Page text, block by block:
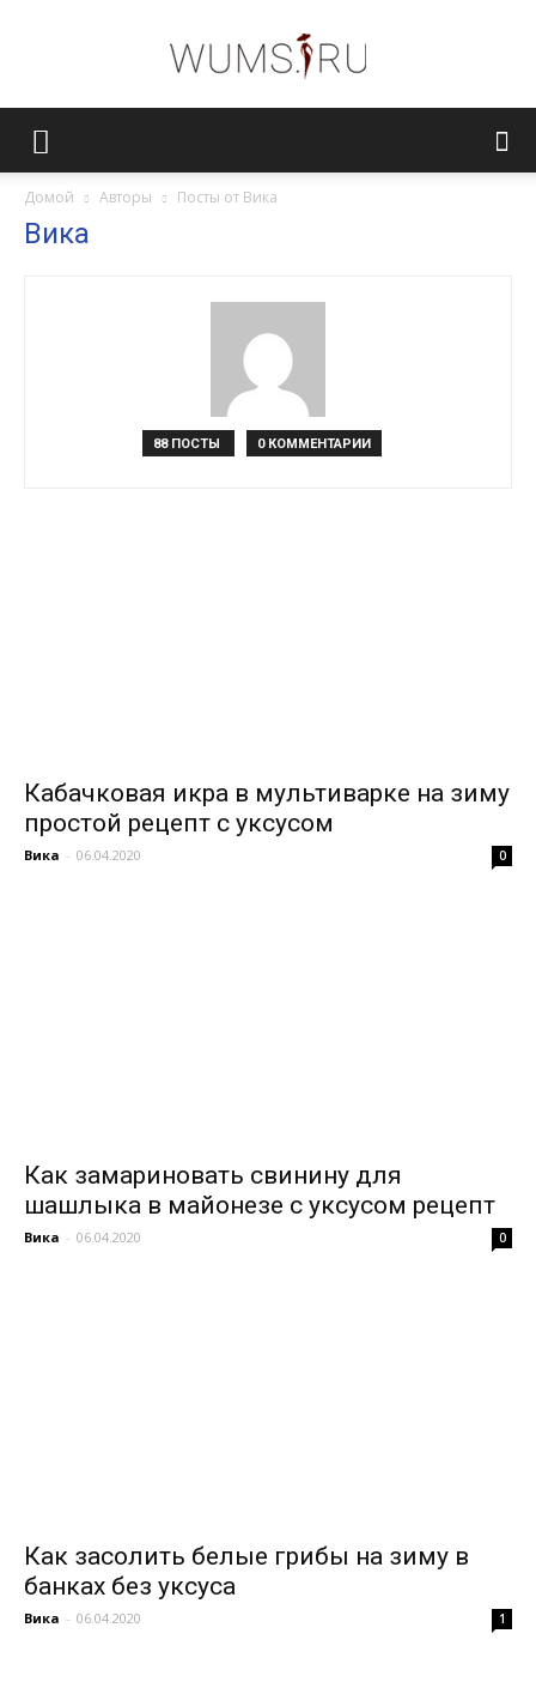
WUMENS.SU
Домой Авторы Посты от Вика
Вика
88 ПОСТЫ 0 КОММЕНТАРИИ
Кабачковая икра в мультиварке на зиму
простой рецепт с уксусом
Вика - 06.04.2020 0
Как замариновать свинину для
шашлыка в майонезе с уксусом рецепт
Вика - 06.04.2020 0
Как засолить белые грибы на зиму в
банках без уксуса
Вика - 06.04.2020 1